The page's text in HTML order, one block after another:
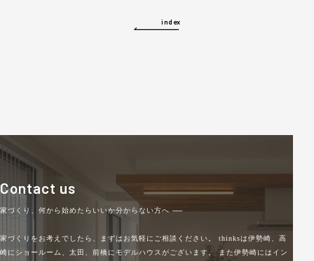
index
Contact us
家づくり、何から始めたらいいか分からない方へ ──
家づくりをお考えでしたら、まずはお気軽にご相談ください。
thinksは伊勢崎、高
崎にショールーム、太田、前橋にモデルハウスがございます。また伊勢崎にはイン